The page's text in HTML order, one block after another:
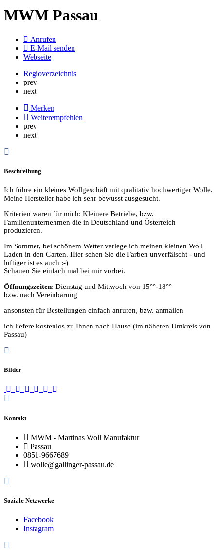
MWM Passau
Anrufen
E-Mail senden
Webseite
Regioverzeichnis
prev
next
Merken
Weiterempfehlen
prev
next
Beschreibung
Ich führe ein kleines Wollgeschäft mit qualitativ hochwertiger Wolle.
Meine Hersteller habe ich sehr bewusst ausgesucht.
Kriterien waren für mich: Kleinere Betriebe, bzw.
Familienunternehmen die in Deutschland und Österreich
produzieren.
Im Sommer, bei schönem Wetter verlege ich meinen kleinen Woll
Laden in den Garten. Hier sehen Sie die Farben unverfälscht - und
luftiger ist es auch :-)
Schauen Sie einfach mal bei mir vorbei.
Öffnungszeiten: Dienstag und Mittwoch von 15°°-18°°
bzw. nach Vereinbarung
ansonsten für Bestellungen einfach anrufen, bzw. anmailen
ich liefere kostenlos zu Ihnen nach Hause (im näheren Umkreis von
Passau)
Bilder
Kontakt
MWM - Martinas Woll Manufaktur
Passau
0851-9667689
wolle@gallinger-passau.de
Soziale Netzwerke
Facebook
Instagram